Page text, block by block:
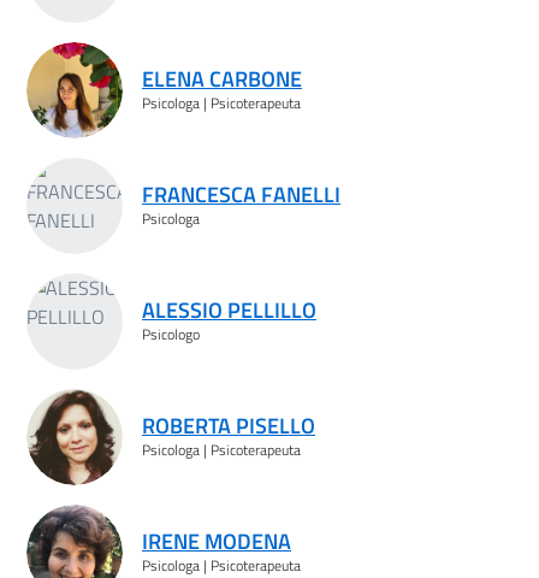
ELENA CARBONE
Psicologa | Psicoterapeuta
FRANCESCA FANELLI
Psicologa
ALESSIO PELLILLO
Psicologo
ROBERTA PISELLO
Psicologa | Psicoterapeuta
IRENE MODENA
Psicologa | Psicoterapeuta